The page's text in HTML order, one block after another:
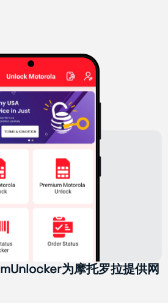
为摩托罗拉提供网